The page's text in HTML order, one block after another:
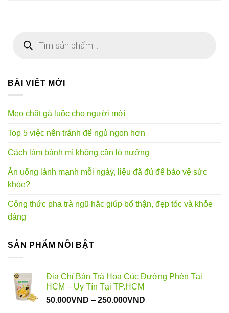
kiếm
BÀI VIẾT MỚI
Mẹo chặt gà luộc cho người mới
Top 5 việc nên tránh để ngủ ngon hơn
Cách làm bánh mì không cần lò nướng
Ăn uống lành mạnh mỗi ngày, liệu đã đủ để bảo vệ sức
khỏe?
Công thức pha trà ngũ hắc giúp bổ thận, đẹp tóc và khỏe
dáng
SẢN PHẨM NỖI BẬT
Địa Chỉ Bán Trà Hoa Cúc Đường Phèn Tại
HCM – Uy Tín Tại TP.HCM
50.000VND – 250.000VND